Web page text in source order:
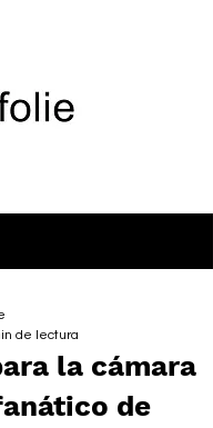
la cámara
de
de lectura